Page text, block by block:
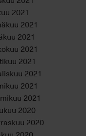
2021
2021
2021
2021
2021
2021
2021
2021
2020
2020